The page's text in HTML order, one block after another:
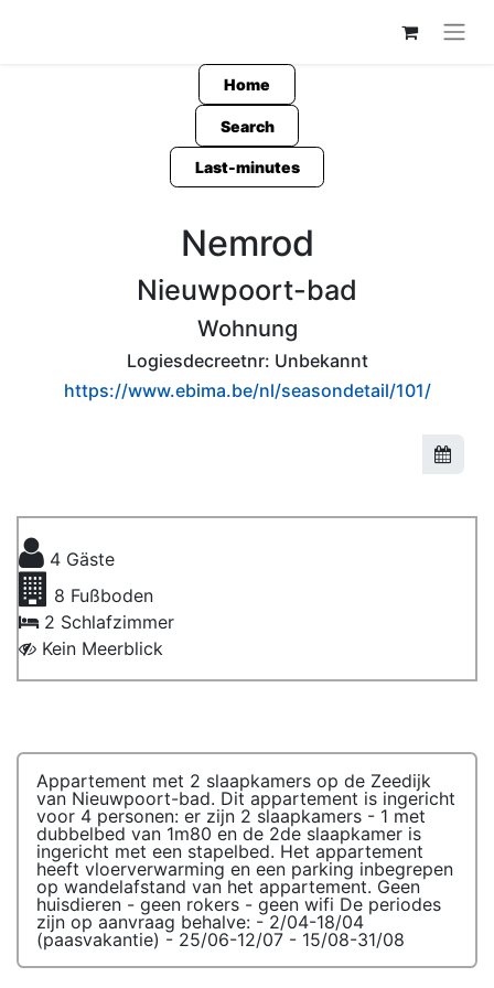
Home
Search
Last-minutes
Nemrod
Nieuwpoort-bad
Wohnung
Logiesdecreetnr: Unbekannt
https://www.ebima.be/nl/seasondetail/101/
4 Gäste
8 Fußboden
2 Schlafzimmer
Kein Meerblick
Appartement met 2 slaapkamers op de Zeedijk
van Nieuwpoort-bad. Dit appartement is ingericht
voor 4 personen: er zijn 2 slaapkamers - 1 met
dubbelbed van 1m80 en de 2de slaapkamer is
ingericht met een stapelbed. Het appartement
heeft vloerverwarming en een parking inbegrepen
op wandelafstand van het appartement. Geen
huisdieren - geen rokers - geen wifi De periodes
zijn op aanvraag behalve: - 2/04-18/04
(paasvakantie) - 25/06-12/07 - 15/08-31/08